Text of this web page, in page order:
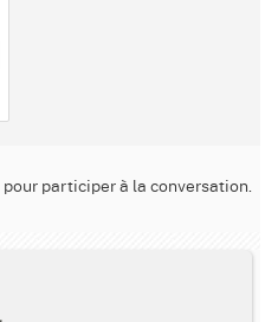
pour participer à la conversation.